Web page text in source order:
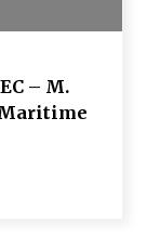
– M.
Maritime